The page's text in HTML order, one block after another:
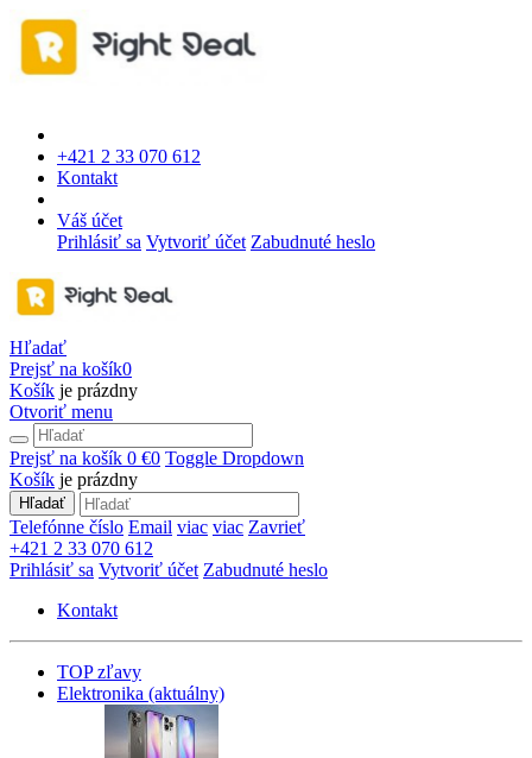
+421 2 33 070 612
Kontakt
Váš účet
Prihlásiť sa Vytvoriť účet Zabudnuté heslo
Hľadať
Prejsť na košík0
Košík je prázdny
Otvoriť menu
Prejsť na košík 0 €0 Toggle Dropdown
Košík je prázdny
Hľadať
Telefónne číslo Email viac viac Zavrieť
+421 2 33 070 612
Prihlásiť sa Vytvoriť účet Zabudnuté heslo
Kontakt
TOP zľavy
Elektronika (aktuálny)